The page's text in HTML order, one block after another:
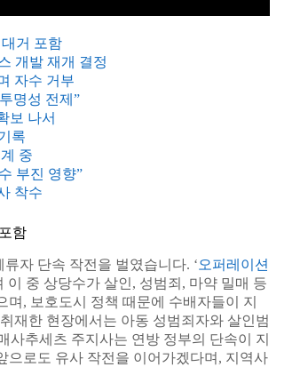
거 포함
개발 재개 결정
자수 거부
명성 전제”
보 나서
록
중
부진 영향”
착수
함
자 단속 작전을 벌였습니다. ‘오퍼레이션
이 중 상당수가 살인, 성범죄, 마약 밀매 등
, 보호도시 정책 때문에 수배자들이 지
재한 현장에서는 아동 성범죄자와 살인범
추세츠 주지사는 연방 정부의 단속이 지
으로도 유사 작전을 이어가겠다며, 지역사